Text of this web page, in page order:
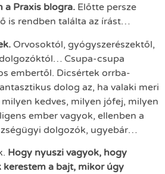
Praxis blogra. Előtte persze
is rendben találta az írást…
Orvosoktól, gyógyszerészektől,
Csupa-csupa
embertől. Dicsértek orrba-
dolog az, ha valaki meri
kedves, milyen jófej, milyen
ember vagyok, ellenben a
dolgozók, ugyebár…
Hogy nyuszi vagyok, hogy
a bajt, mikor úgy